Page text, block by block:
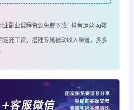
副业课程资源免费下载 | 抖音运营·AI教
定死工资，搭建专属被动收入渠道，多多